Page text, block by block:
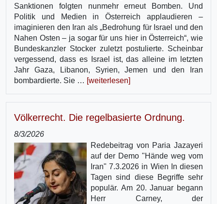
Sanktionen folgten nunmehr erneut Bomben. Und
Politik und Medien in Österreich applaudieren –
imaginieren den Iran als „Bedrohung für Israel und den
Nahen Osten – ja sogar für uns hier in Österreich“, wie
Bundeskanzler Stocker zuletzt postulierte. Scheinbar
vergessend, dass es Israel ist, das alleine im letzten
Jahr Gaza, Libanon, Syrien, Jemen und den Iran
bombardierte. Sie … [weiterlesen]
Völkerrecht. Die regelbasierte Ordnung.
8/3/2026
Redebeitrag von Paria Jazayeri
auf der Demo "Hände weg vom
Iran" 7.3.2026 in Wien In diesen
Tagen sind diese Begriffe sehr
populär. Am 20. Januar begann
Herr Carney, der